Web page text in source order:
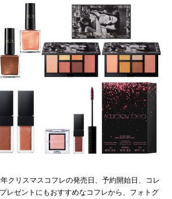
クリスマスコフレの発売日、予約開始日、コレ
レゼントにもおすすめなコフレから、フォトグ